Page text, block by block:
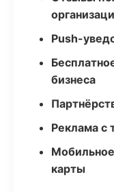
Push-
бизнеса
Реклама с
карты